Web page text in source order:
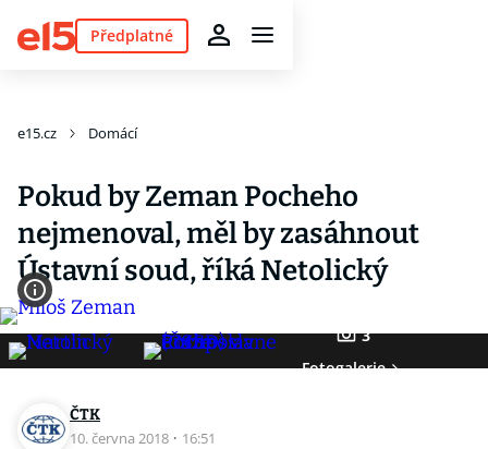
Předplatné
e15.cz Domácí
Pokud by Zeman Pocheho
nejmenoval, měl by zasáhnout
Ústavní soud, říká Netolický
3
Fotogalerie
ČTK
10. června 2018 · 16:51